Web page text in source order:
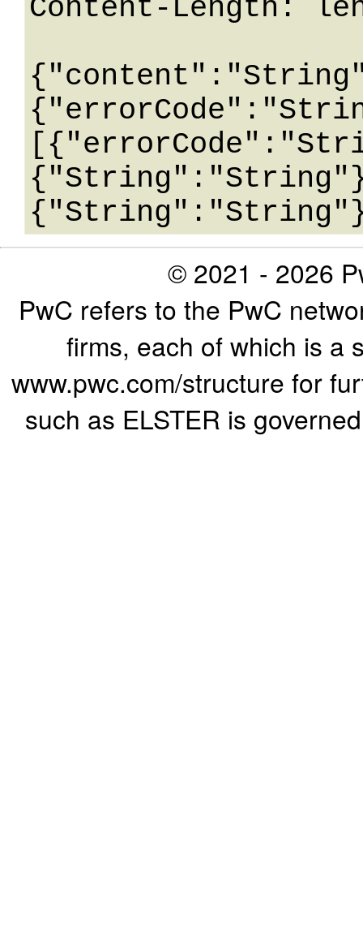
Content-Length:
© 2021 - 2026
PwC refers to the PwC
firms, each of which is a
www.pwc.com/structure for
such as ELSTER is